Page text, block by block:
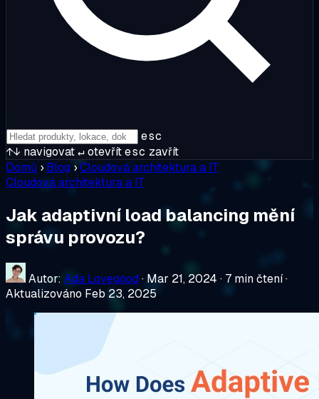
esc
↑↓ navigovat↵otevřítesc zavřít
Domů › Blog ›Cloudová architektura a IT
Cloudová architektura a IT
Jak adaptivní load balancing mění
správu provozu?
Autor: Ada Lovegood · Mar 21, 2024 · 7 min čtení·
Aktualizováno Feb 23, 2025